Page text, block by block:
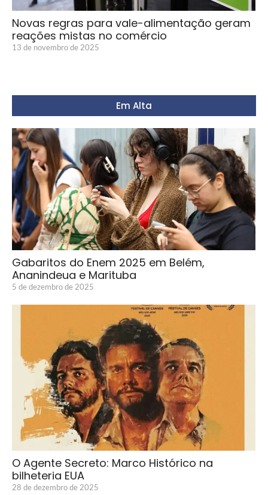
Novas regras para vale-alimentação geram
reações mistas no comércio
13 de novembro de 2025
Em Alta
Gabaritos do Enem 2025 em Belém,
Ananindeua e Marituba
5 de dezembro de 2025
O Agente Secreto: Marco Histórico na
bilheteria EUA
28 de dezembro de 2025